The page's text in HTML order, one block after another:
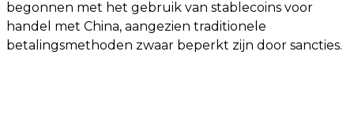
begonnen met het gebruik van stablecoins voor
handel met China, aangezien traditionele
betalingsmethoden zwaar beperkt zijn door sancties.